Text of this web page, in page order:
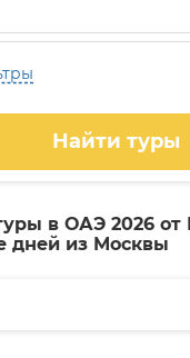
Найти туры
в ОАЭ 2026 от
дней из Москвы